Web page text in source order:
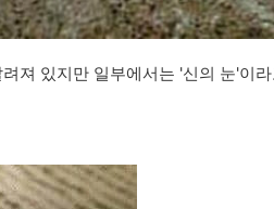
져 있지만 일부에서는 '신의 눈'이